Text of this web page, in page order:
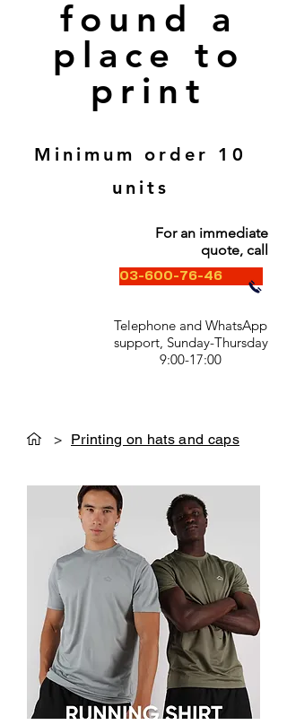
Minimum order 10
units
found a
place to
print
For an immediate
quote, call
03-600-76-46
Telephone and WhatsApp
support, Sunday-Thursday
9:00-17:00
> Printing on hats and caps